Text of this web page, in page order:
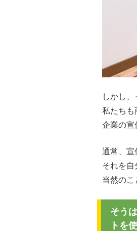
しかし、
私たちも
企業の宣
通常、宣
それを自
当然のこ
そう
トを